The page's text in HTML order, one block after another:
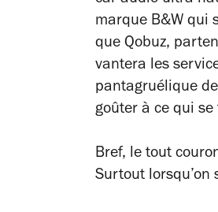
marque B&W qui
que Qobuz,
vantera les
pantagruélique
goûter à ce qui
Bref, le tout
Surtout lorsqu’on